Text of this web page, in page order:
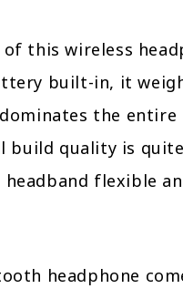
this wireless
built-in, it
the
build quality is
flexible
headphone